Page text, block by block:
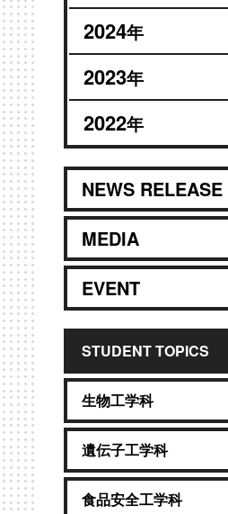
2024年
2023年
2022年
NEWS RELEASE
MEDIA
EVENT
STUDENT TOPICS
生物工学科
遺伝子工学科
食品安全工学科